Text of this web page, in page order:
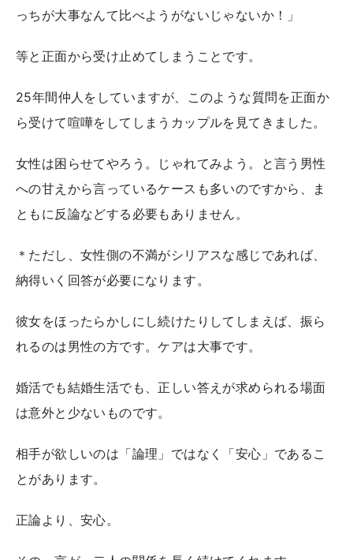
っちが大事なんて比べようがないじゃないか！」
等と正面から受け止めてしまうことです。
25年間仲人をしていますが、このような質問を正面か
ら受けて喧嘩をしてしまうカップルを見てきました。
女性は困らせてやろう。じゃれてみよう。と言う男性
への甘えから言っているケースも多いのですから、ま
ともに反論などする必要もありません。
＊ただし、女性側の不満がシリアスな感じであれば、
納得いく回答が必要になります。
彼女をほったらかしにし続けたりしてしまえば、振ら
れるのは男性の方です。ケアは大事です。
婚活でも結婚生活でも、正しい答えが求められる場面
は意外と少ないものです。
相手が欲しいのは「論理」ではなく「安心」であるこ
とがあります。
正論より、安心。